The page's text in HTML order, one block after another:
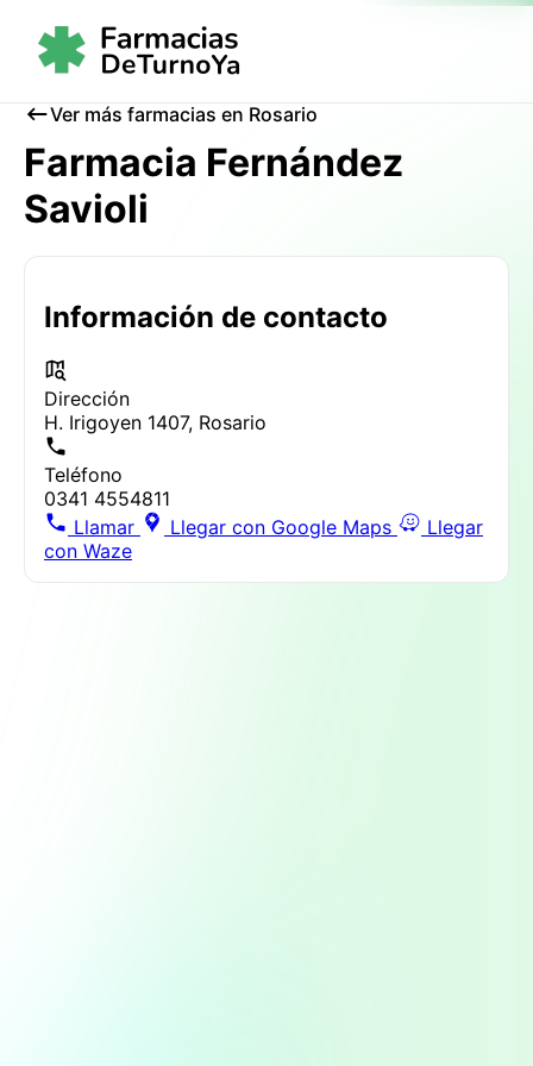
Ver más farmacias en Rosario
Farmacia Fernández
Savioli
Información de contacto
Dirección
H. Irigoyen 1407, Rosario
Teléfono
0341 4554811
Llamar
Llegar con Google Maps
Llegar
con Waze